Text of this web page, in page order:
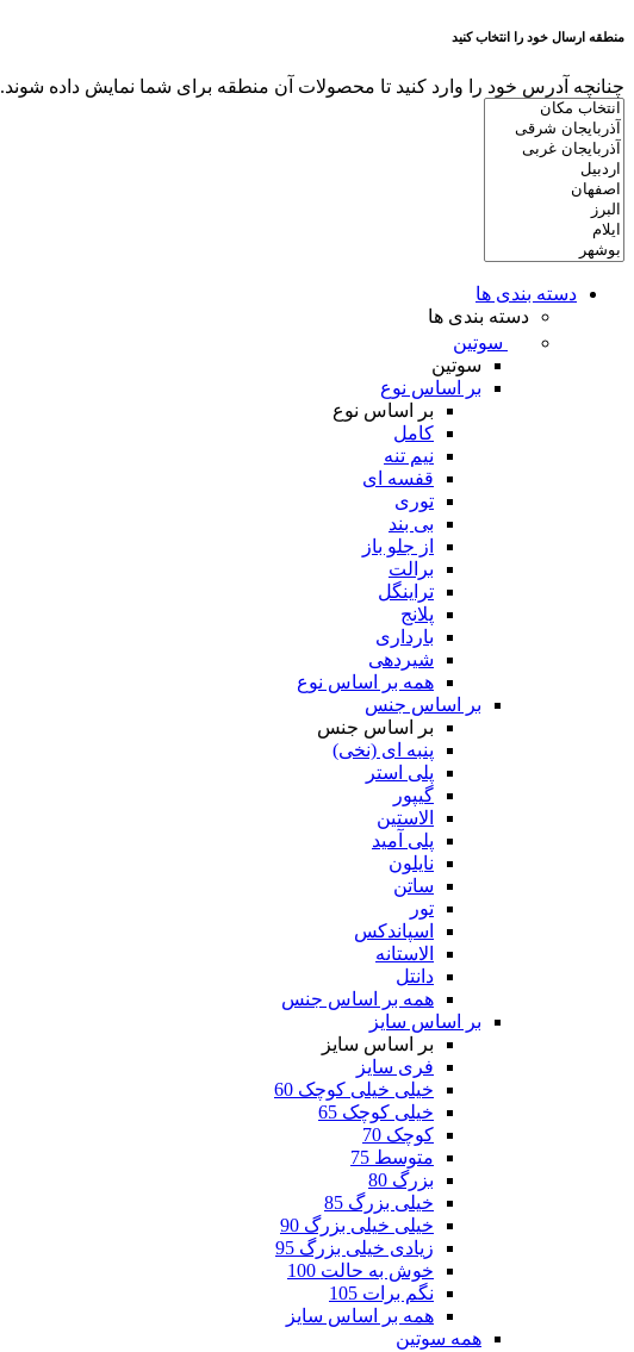
منطقه ارسال خود را انتخاب کنید
چنانچه آدرس خود را وارد کنید تا محصولات آن منطقه برای شما نمایش داده شوند.
دسته بندی ها
دسته بندی ها
سوتین
سوتین
بر اساس نوع
بر اساس نوع
کامل
نیم تنه
قفسه ای
توری
بی بند
از جلو باز
برالت
تراینگل
پلانج
بارداری
شیردهی
همه بر اساس نوع
بر اساس جنس
بر اساس جنس
پنبه ای (نخی)
پلی استر
گیپور
الاستین
پلی آمید
نایلون
ساتن
تور
اسپاندکس
الاستانه
دانتل
همه بر اساس جنس
بر اساس سایز
بر اساس سایز
فری سایز
خیلی خیلی کوچک 60
خیلی کوچک 65
کوچک 70
متوسط 75
بزرگ 80
خیلی بزرگ 85
خیلی خیلی بزرگ 90
زیادی خیلی بزرگ 95
خوش به حالت 100
نگم برات 105
همه بر اساس سایز
همه سوتین